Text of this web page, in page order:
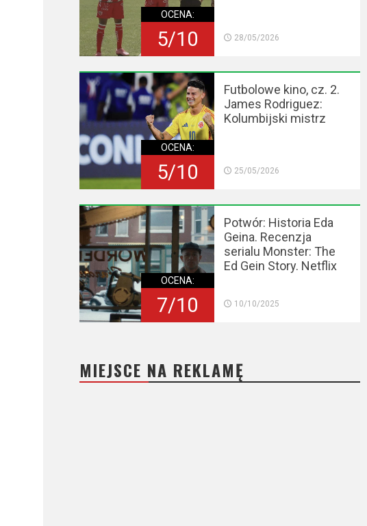
OCENA:
5/10 28/05/2026
OCENA:
5/10
Futbolowe kino, cz. 2.
James Rodriguez:
Kolumbijski mistrz
25/05/2026
OCENA:
7/10
Potwór: Historia Eda
Geina. Recenzja
serialu Monster: The
Ed Gein Story. Netflix
10/10/2025
MIEJSCE NA REKLAMĘ